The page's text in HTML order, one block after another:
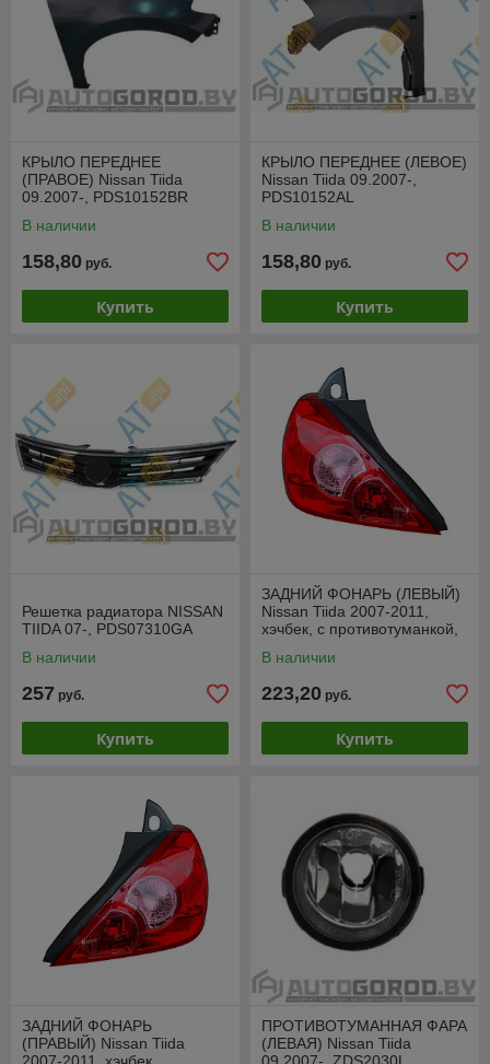
КРЫЛО ПЕРЕДНЕЕ
(ПРАВОЕ) Nissan Tiida
09.2007-, PDS10152BR
В наличии
158,80 руб.
Купить
КРЫЛО ПЕРЕДНЕЕ (ЛЕВОЕ)
Nissan Tiida 09.2007-,
PDS10152AL
В наличии
158,80 руб.
Купить
Решетка радиатора NISSAN
TIIDA 07-, PDS07310GA
В наличии
257 руб.
Купить
ЗАДНИЙ ФОНАРЬ (ЛЕВЫЙ)
Nissan Tiida 2007-2011,
хэчбек, с противотуманкой,
В наличии
223,20 руб.
Купить
ЗАДНИЙ ФОНАРЬ
(ПРАВЫЙ) Nissan Tiida
ПРОТИВОТУМАННАЯ ФАРА
(ЛЕВАЯ) Nissan Tiida